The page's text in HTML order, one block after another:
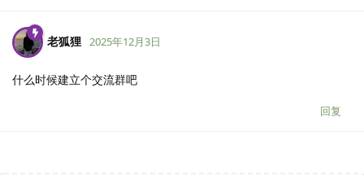
老狐狸 2025年12月3日
什么时候建立个交流群吧
回复